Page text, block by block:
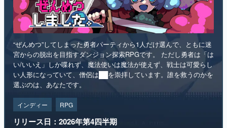
“ぜんめつ”してしまった勇者パーティから1人だけ選んで、ともに迷
宮からの脱出を目指すダンジョン探索RPGです。 ただし勇者は「は
い/いいえ」しか喋れず、魔法使いは魔法が使えず、戦士は可愛らし
い人形になっていて、僧侶は██を崇拝しています。誰を救うのかを
選ぶのは、あなたです。
インディー RPG
リリース日：2026年第4四半期